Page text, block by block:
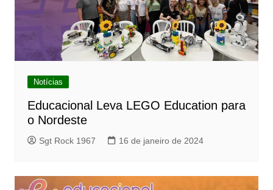
Notícias
Educacional Leva LEGO Education para
o Nordeste
Sgt Rock 1967 16 de janeiro de 2024